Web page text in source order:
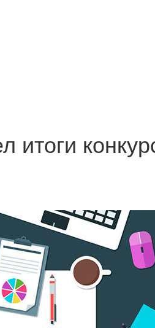
итоги